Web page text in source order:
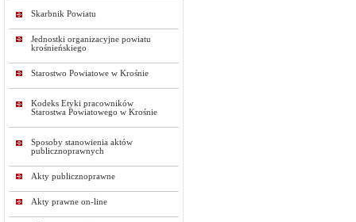
Skarbnik Powiatu
Jednostki organizacyjne powiatu
krośnieńskiego
Starostwo Powiatowe w Krośnie
Kodeks Etyki pracowników
Starostwa Powiatowego w Krośnie
Sposoby stanowienia aktów
publicznoprawnych
Akty publicznoprawne
Akty prawne on-line